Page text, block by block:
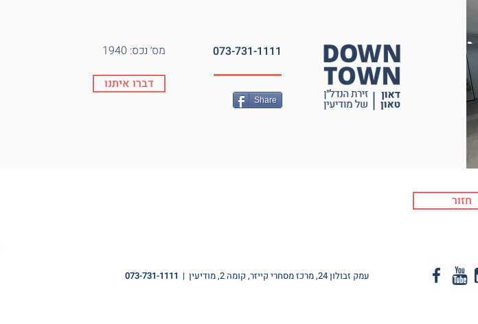
מס׳ נכס: 1940
דברו איתנו
073-731-1111
Share
חזור
עמק זבולון 24, מרכז מסחרי קייזר, קומה 2, מודיעין | 073-731-1111